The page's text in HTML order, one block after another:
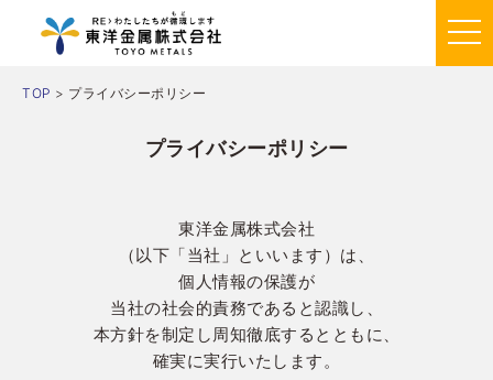
TOP > プライバシーポリシー
プライバシーポリシー
東洋金属株式会社
（以下「当社」といいます）は、
個人情報の保護が
当社の社会的責務であると認識し、
本方針を制定し周知徹底するとともに、
確実に実行いたします。